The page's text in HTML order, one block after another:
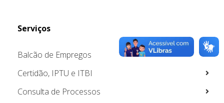
Serviços
Balcão de Empregos
Certidão, IPTU e ITBI
Consulta de Processos